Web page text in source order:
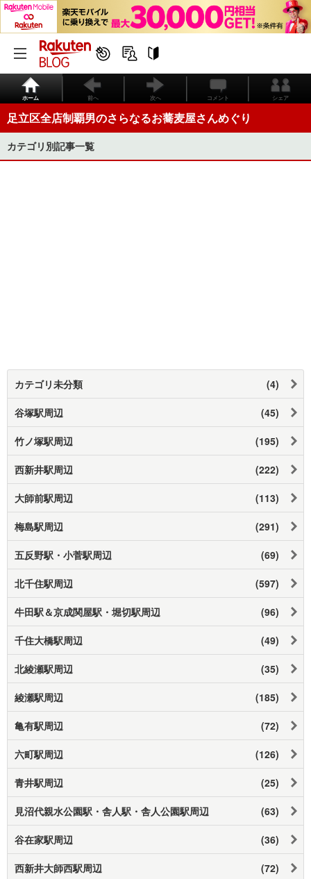
ホーム 前へ 次へ コメント シェア
足立区全店制覇男のさらなるお蕎麦屋さんめぐり
カテゴリ別記事一覧
カテゴリ未分類 (4)
谷塚駅周辺 (45)
竹ノ塚駅周辺 (195)
西新井駅周辺 (222)
大師前駅周辺 (113)
梅島駅周辺 (291)
五反野駅・小菅駅周辺 (69)
北千住駅周辺 (597)
牛田駅＆京成関屋駅・堀切駅周辺 (96)
千住大橋駅周辺 (49)
北綾瀬駅周辺 (35)
綾瀬駅周辺 (185)
亀有駅周辺 (72)
六町駅周辺 (126)
青井駅周辺 (25)
見沼代親水公園駅・舎人駅・舎人公園駅周辺 (63)
谷在家駅周辺 (36)
西新井大師西駅周辺 (72)